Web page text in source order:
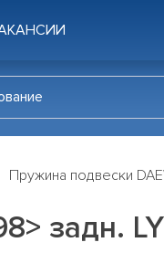
Пружина подвески
задн.